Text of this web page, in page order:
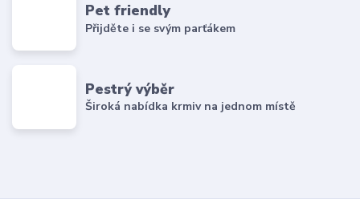
Pet friendly
Přijděte i se svým parťákem
Pestrý výběr
Široká nabídka krmiv na jednom místě